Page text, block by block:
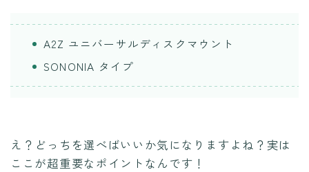
A2Z ユニバーサルディスクマウント
SONONIA タイプ
え？どっちを選べばいいか気になりますよね？実は
ここが超重要なポイントなんです！